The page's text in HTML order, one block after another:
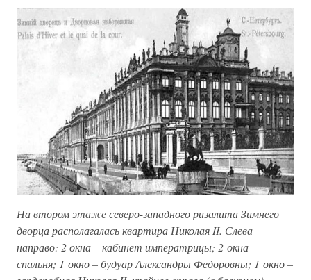
На втором этаже северо-западного ризалита Зимнего
дворца располагалась квартира Николая II. Слева
направо: 2 окна – кабинет императрицы; 2 окна –
спальня; 1 окно – будуар Александры Федоровны; 1 окно –